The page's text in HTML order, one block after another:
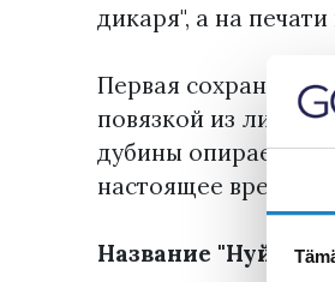
дикаря", а на
Первая
повязкой из
дубины опирается
настоящее время.
Название